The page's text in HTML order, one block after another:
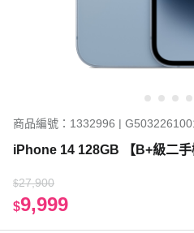
商品編號：1332996 |
iPhone 14 128GB 【B+級二手
$27,900
$9,999